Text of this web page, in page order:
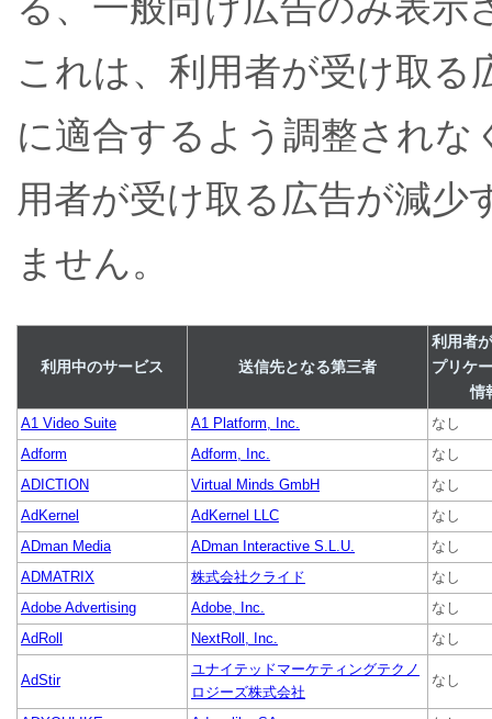
これは、利用者が受け取る
に適合するよう調整され
用者が受け取る広告が減
ません。
利用中のサービス 送信先となる第三者
利用者
プリケ
情
A1 Video Suite A1 Platform, Inc.
なし
Adform
Adform, Inc.
なし
ADICTION
Virtual Minds GmbH
なし
AdKernel
AdKernel LLC
なし
ADman Media
ADman Interactive S.L.U.
なし
ADMATRIX
株式会社クライド
なし
Adobe Advertising
Adobe, Inc.
なし
AdRoll
NextRoll, Inc. なし
AdStir
ユナイテッドマーケティングテクノ
ロジーズ株式会社
なし